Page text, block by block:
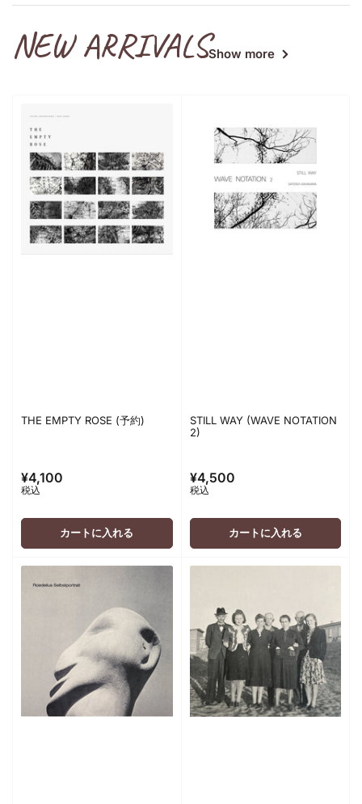
NEW ARRIVALSShow more
THE EMPTY ROSE (予約)
通
常
価
¥4,100
税込
カートに入れる
STILL WAY (WAVE NOTATION
2)
通
常
価
¥4,500
税込
カートに入れる